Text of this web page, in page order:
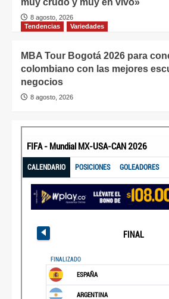
8 agosto, 2026
Tendencias
Variedades
MBA Tour Bogotá 2026 para
colombiano con las mejores
negocios
8 agosto, 2026